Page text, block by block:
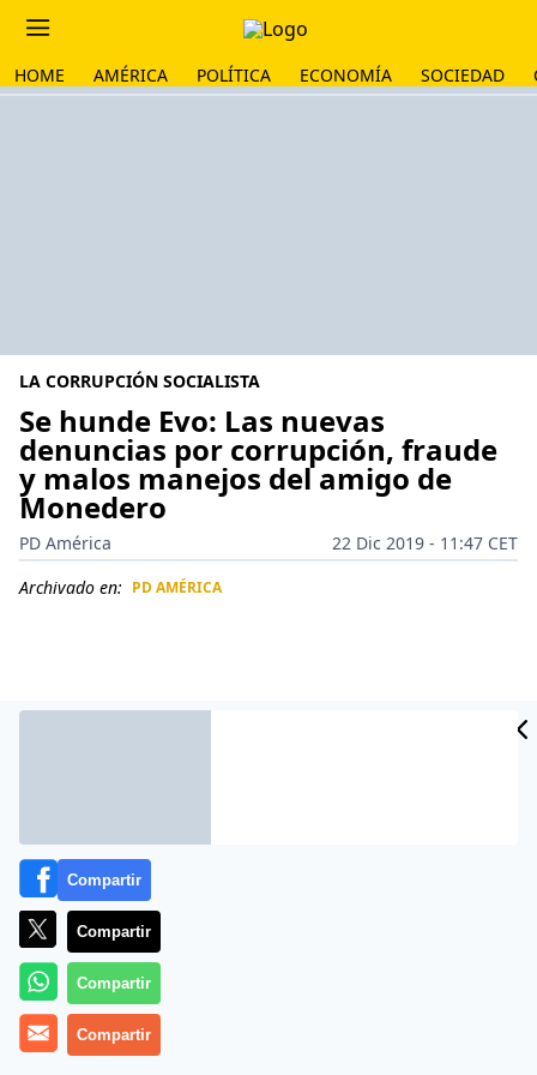
HOME AMÉRICA POLÍTICA ECONOMÍA SOCIEDAD
LA CORRUPCIÓN SOCIALISTA
Se hunde Evo: Las nuevas
denuncias por corrupción, fraude
y malos manejos del amigo de
Monedero
PD América
22 Dic 2019 - 11:47 CET
Archivado en: PD AMÉRICA
Más información
Compartir
Compartir
Compartir
Compartir